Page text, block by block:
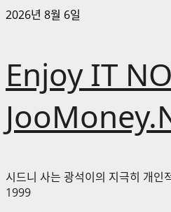
콘
로
바
기
2026년 8월 6일
Enjoy IT
시드니 사는 광석이의 지극히 개
1999